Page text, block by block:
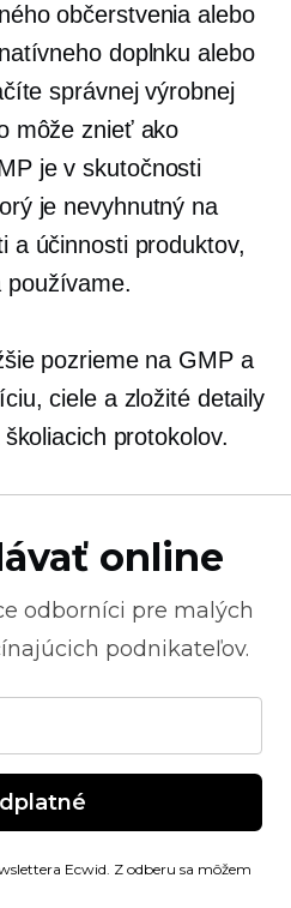
občerstvenia alebo
doplnku alebo
správnej výrobnej
môže znieť ako
je v skutočnosti
je nevyhnutný na
a účinnosti produktov,
používame.
pozrieme na GMP a
ciele a zložité detaily
protokolov.
online
odborníci pre malých
podnikateľov.
Ecwid. Z odberu sa môžem